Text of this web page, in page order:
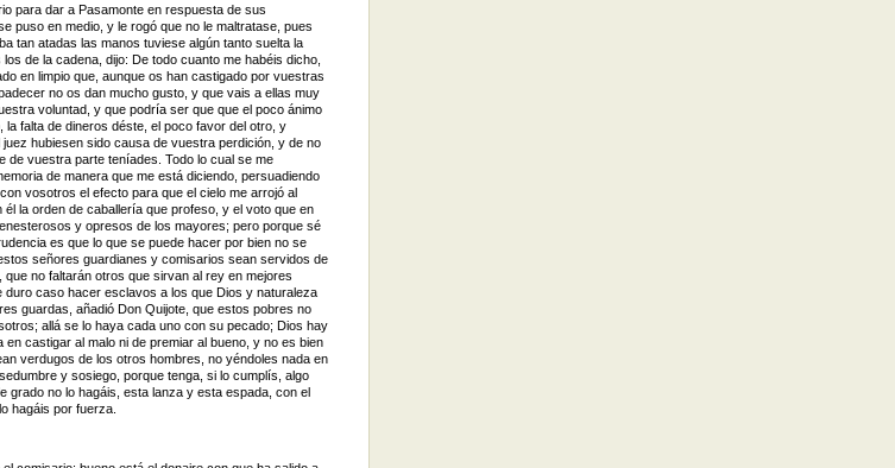
para dar a Pasamonte en respuesta de sus
puso en medio, y le rogó que no le maltratase, pues
tan atadas las manos tuviese algún tanto suelta la
de la cadena, dijo: De todo cuanto me habéis dicho,
en limpio que, aunque os han castigado por vuestras
no os dan mucho gusto, y que vais a ellas muy
voluntad, y que podría ser que que el poco ánimo
la falta de dineros déste, el poco favor del otro, y
juez hubiesen sido causa de vuestra perdición, y de no
de vuestra parte teníades. Todo lo cual se me
de manera que me está diciendo, persuadiendo
vosotros el efecto para que el cielo me arrojó al
la orden de caballería que profeso, y el voto que en
y opresos de los mayores; pero porque sé
es que lo que se puede hacer por bien no se
señores guardianes y comisarios sean servidos de
no faltarán otros que sirvan al rey en mejores
duro caso hacer esclavos a los que Dios y naturaleza
guardas, añadió Don Quijote, que estos pobres no
allá se lo haya cada uno con su pecado; Dios hay
en castigar al malo ni de premiar al bueno, y no es bien
verdugos de los otros hombres, no yéndoles nada en
y sosiego, porque tenga, si lo cumplís, algo
grado no lo hagáis, esta lanza y esta espada, con el
hagáis por fuerza.